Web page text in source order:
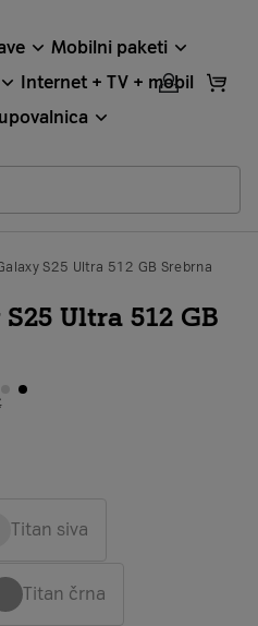
Mobilni paketi
Internet + TV + mobil
S25 Ultra 512 GB Srebrna
Ultra 512 GB
Titan siva
Titan črna